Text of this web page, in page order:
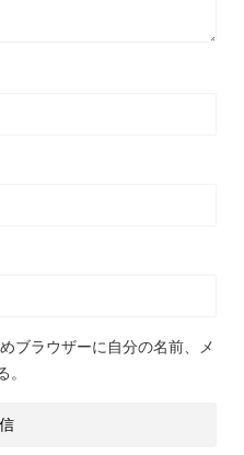
ブラウザーに自分の名前、メ